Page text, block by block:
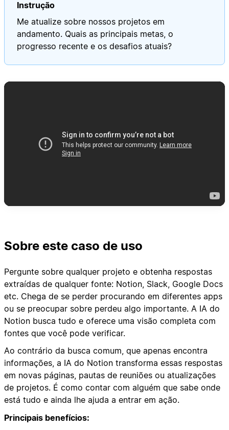
Instrução
Me atualize sobre nossos projetos em
andamento. Quais as principais metas, o
progresso recente e os desafios atuais?
Sobre este caso de uso
Pergunte sobre qualquer projeto e obtenha respostas
extraídas de qualquer fonte: Notion, Slack, Google Docs
etc. Chega de se perder procurando em diferentes apps
ou se preocupar sobre perdeu algo importante. A IA do
Notion busca tudo e oferece uma visão completa com
fontes que você pode verificar.
Ao contrário da busca comum, que apenas encontra
informações, a IA do Notion transforma essas respostas
em novas páginas, pautas de reuniões ou atualizações
de projetos. É como contar com alguém que sabe onde
está tudo e ainda lhe ajuda a entrar em ação.
Principais benefícios: